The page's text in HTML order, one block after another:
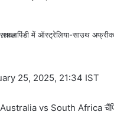
25, 2025, 21:34 IST
vs South Africa